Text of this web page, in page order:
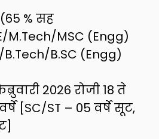
% सह
M.Tech/MSC (Engg)
B.Tech/B.SC (Engg)
2026 रोजी 18 ते
[SC/ST – 05 वर्षे सूट,